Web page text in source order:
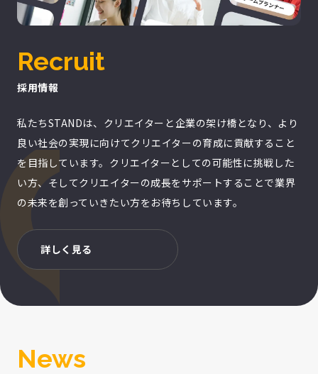
Recruit
採用情報
私たちSTANDは、クリエイターと企業の架け橋となり、より
良い社会の実現に向けてクリエイターの育成に貢献すること
を目指しています。クリエイターとしての可能性に挑戦した
い方、そしてクリエイターの成長をサポートすることで業界
の未来を創っていきたい方をお待ちしています。
詳しく見る
News